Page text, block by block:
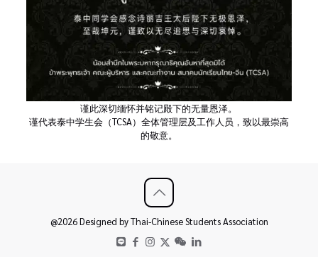
谨此深切缅怀并铭记殿下的无量恩泽。
谨代表泰中学生会（TCSA）全体管理层及工作人员，致以最崇高
的敬意。
@2026 Designed by Thai-Chinese Students Association